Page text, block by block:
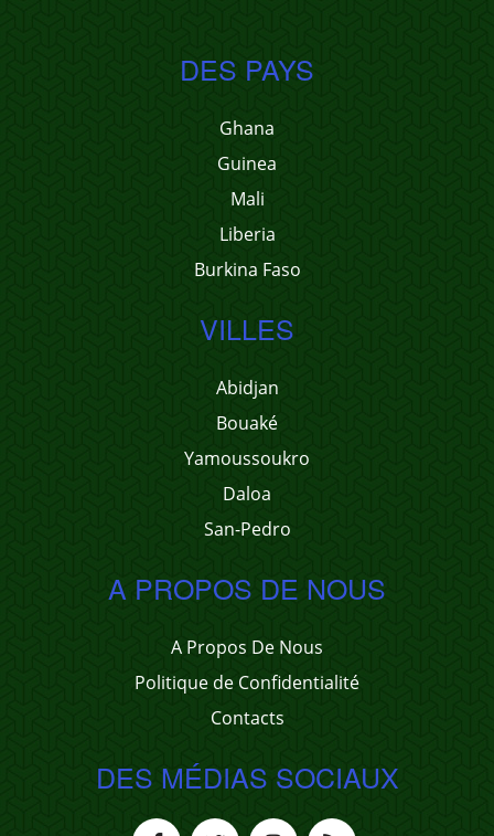
DES PAYS
Ghana
Guinea
Mali
Liberia
Burkina Faso
VILLES
Abidjan
Bouaké
Yamoussoukro
Daloa
San-Pedro
A PROPOS DE NOUS
A Propos De Nous
Politique de Confidentialité
Contacts
DES MÉDIAS SOCIAUX